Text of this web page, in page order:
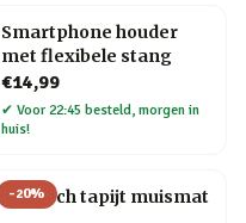
Smartphone houder
met flexibele stang
€14,99
✔ Voor 22:45 besteld, morgen in
huis!
-20%
Perzisch tapijt muismat